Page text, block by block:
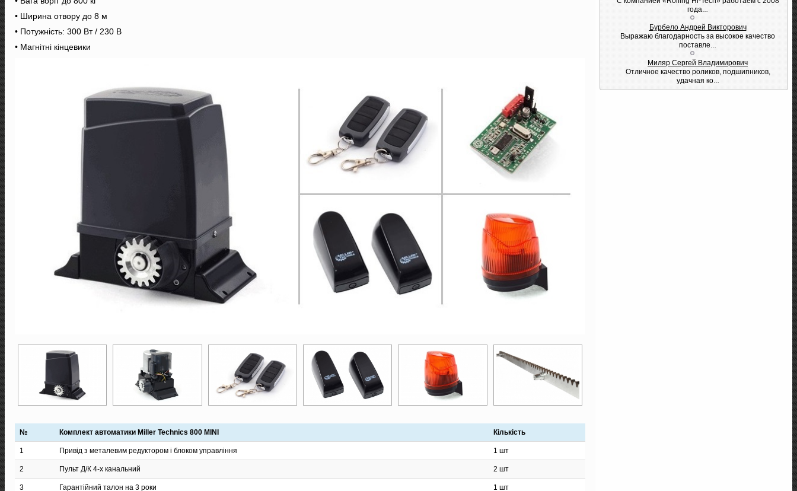
• Ширина отвору до 8 м
• Потужність: 300 Вт / 230 В
• Магнітні кінцевики
№ Комплект автоматики Miller Technics 800 MINI Кількість
1 Привід з металевим редуктором і блоком управління 1 шт
2 Пульт Д/К 4-х канальний 2 шт
3 Гарантійний талон на 3 роки 1 шт
года
Бурбело Андрей Викторович
Выражаю благодарность за высокое качество
поставле
Миляр Сергей Владимирович
Отличное качество роликов, подшипников,
удачная ко…